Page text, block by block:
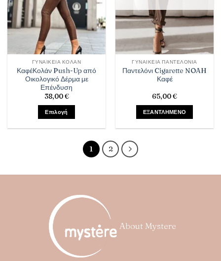
να
επιλεγούν
στη
σελίδα
του
να
επιλεγούν
στη
σελίδα
του
ΓΥΝΑΙΚΕΊΑ ΚΟΛΆΝ
ΚαφέΚολάν Push-Up από
Οικολογικό Δέρμα με
Επένδυση
38,00€
Επιλογή
παραλλαγές.
επιλογές
μπορούν
να
επιλεγούν
στη
σελίδα
ΓΥΝΑΙΚΕΊΑ ΠΑΝΤΕΛΌΝΙΑ
Παντελόνι Cigarette NOAH
Καφέ
65,00€
ΕΞΑΝΤΛΗΜΕΝΟ
1 2
About Mystere